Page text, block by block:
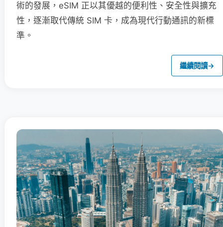
術的發展，eSIM 正以其優越的便利性、安全性與擴充
性，逐漸取代傳統 SIM 卡，成為現代行動通訊的新標
準。
繼續閱讀→